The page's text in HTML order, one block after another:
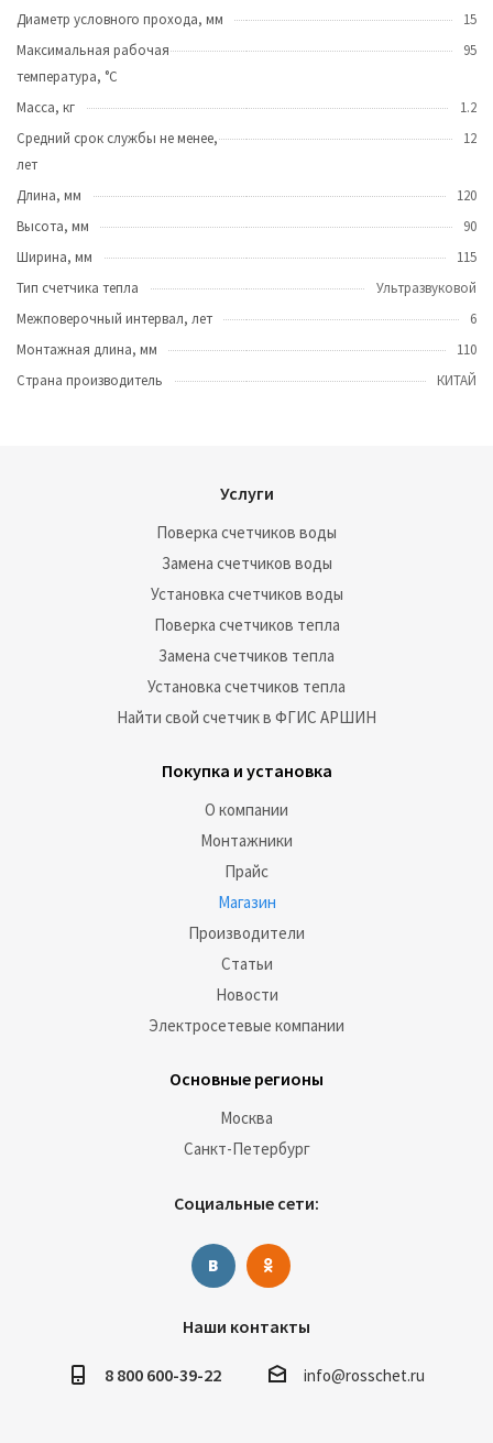
Диаметр условного прохода, мм
15
Максимальная рабочая
температура, °С
95
Масса, кг
1.2
Средний срок службы не менее,
лет
12
Длина, мм
120
Высота, мм
90
Ширина, мм
115
Тип счетчика тепла
Ультразвуковой
Межповерочный интервал, лет
6
Монтажная длина, мм
110
Страна производитель
КИТАЙ
Услуги
Поверка счетчиков воды
Замена счетчиков воды
Установка счетчиков воды
Поверка счетчиков тепла
Замена счетчиков тепла
Установка счетчиков тепла
Найти свой счетчик в ФГИС АРШИН
Покупка и установка
О компании
Монтажники
Прайс
Магазин
Производители
Статьи
Новости
Электросетевые компании
Основные регионы
Москва
Санкт-Петербург
Социальные сети:
Наши контакты
8 800 600-39-22 info@rosschet.ru